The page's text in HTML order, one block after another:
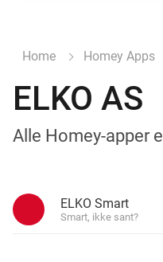
Home Homey Apps
ELKO AS
Alle Homey-apper
ELKO Smart
Smart, ikke sant?